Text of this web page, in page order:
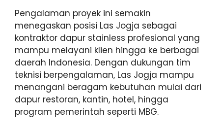
Pengalaman proyek ini semakin
menegaskan posisi Las Jogja sebagai
kontraktor dapur stainless profesional yang
mampu melayani klien hingga ke berbagai
daerah Indonesia. Dengan dukungan tim
teknisi berpengalaman, Las Jogja mampu
menangani beragam kebutuhan mulai dari
dapur restoran, kantin, hotel, hingga
program pemerintah seperti MBG.